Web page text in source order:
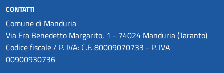
CONTATTI
Comune di Manduria
Via Fra Benedetto Margarito, 1 - 74024 Manduria (Taranto)
Codice fiscale / P. IVA: C.F. 80009070733 - P. IVA
00900930736